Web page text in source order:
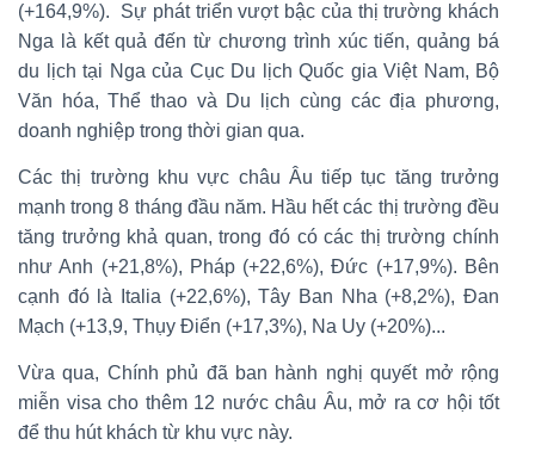
(+164,9%). Sự phát triển vượt bậc của thị trường khách
Nga là kết quả đến từ chương trình xúc tiến, quảng bá
du lịch tại Nga của Cục Du lịch Quốc gia Việt Nam, Bộ
Văn hóa, Thể thao và Du lịch cùng các địa phương,
doanh nghiệp trong thời gian qua.
Các thị trường khu vực châu Âu tiếp tục tăng trưởng
mạnh trong 8 tháng đầu năm. Hầu hết các thị trường đều
tăng trưởng khả quan, trong đó có các thị trường chính
như Anh (+21,8%), Pháp (+22,6%), Đức (+17,9%). Bên
cạnh đó là Italia (+22,6%), Tây Ban Nha (+8,2%), Đan
Mạch (+13,9, Thụy Điển (+17,3%), Na Uy (+20%)...
Vừa qua, Chính phủ đã ban hành nghị quyết mở rộng
miễn visa cho thêm 12 nước châu Âu, mở ra cơ hội tốt
để thu hút khách từ khu vực này.